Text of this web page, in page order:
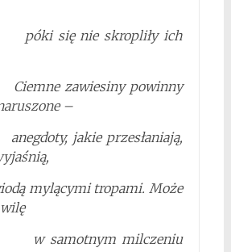
nie skropliły ich
zawiesiny powinny
–
jakie przesłaniają,
tropami. Może
milczeniu